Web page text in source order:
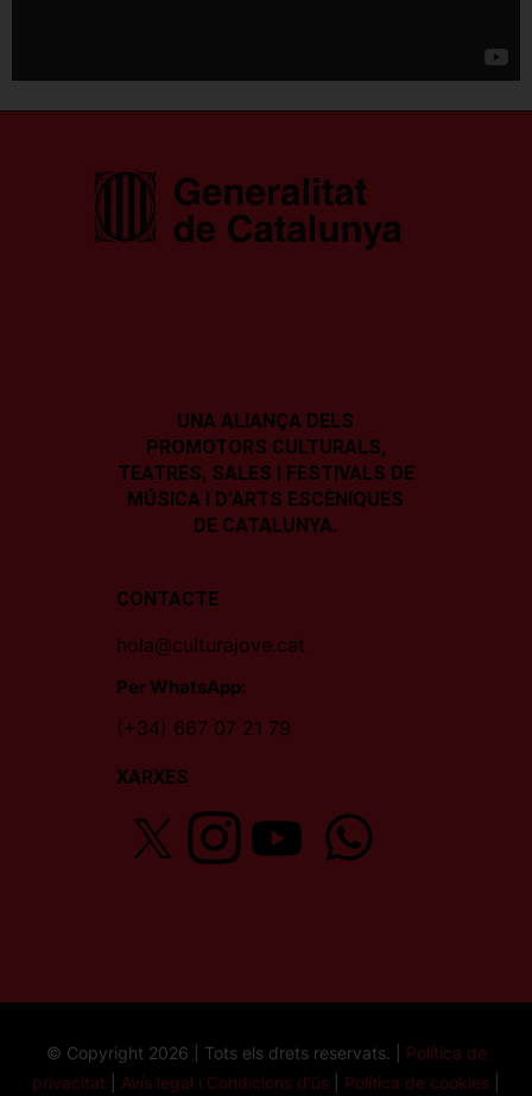
UNA ALIANÇA DELS
PROMOTORS CULTURALS,
TEATRES, SALES I FESTIVALS DE
MÚSICA I D’ARTS ESCÈNIQUES
DE CATALUNYA.
CONTACTE
hola@culturajove.cat
Per WhatsApp:
(+34) 667 07 21 79
XARXES
© Copyright 2026 | Tots els drets reservats. | Política de
privacitat
Avís legal i Condicions d'ús Política de cookies